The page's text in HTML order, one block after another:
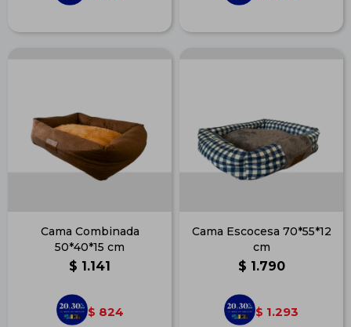
Cama Combinada
50*40*15 cm
$ 1.141
$ 824
Cama Escocesa 70*55*12
cm
$ 1.790
$ 1.293